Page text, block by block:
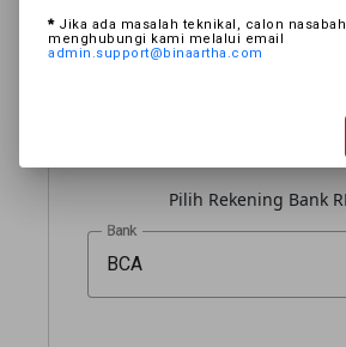
Reksadana / APERD
Pilih Rekening Bank
Bank
BCA
*Jika ada masalah teknikal, calon
menghubungi kami melalui email
admin.support@binaartha.com